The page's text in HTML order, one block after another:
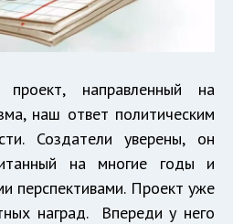
направленный на
наш ответ политическим
Создатели уверены, он
на многие годы и
перспективами. Проект уже
наград. Впереди у него